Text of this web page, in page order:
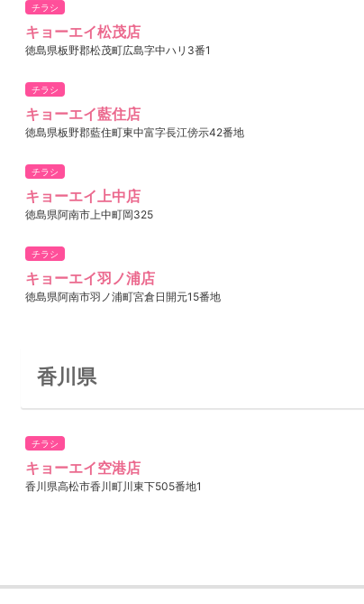
チラシ
キョーエイ松茂店
徳島県板野郡松茂町広島字中ハリ3番1
チラシ
キョーエイ藍住店
徳島県板野郡藍住町東中富字長江傍示42番地
チラシ
キョーエイ上中店
徳島県阿南市上中町岡325
チラシ
キョーエイ羽ノ浦店
徳島県阿南市羽ノ浦町宮倉日開元15番地
香川県
チラシ
キョーエイ空港店
香川県高松市香川町川東下505番地1